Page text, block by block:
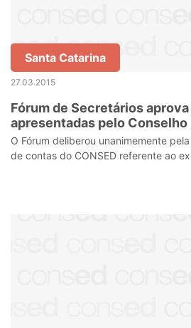
Santa Catarina
27.03.2015
Fórum de Secretários
apresentadas pelo
O Fórum deliberou unanimemente
de contas do CONSED referente ao